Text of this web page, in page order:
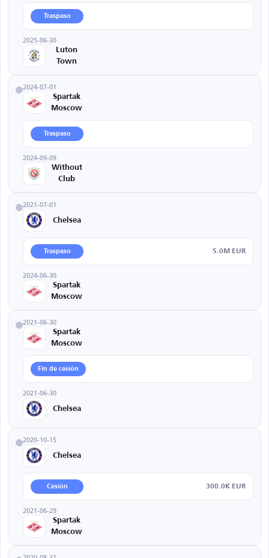
Traspaso
2025-06-30
Luton
Town
2024-07-01
Spartak
Moscow
Traspaso
2024-09-09
Without
Club
2021-07-01
Chelsea
Traspaso 5.0M EUR
2024-06-30
Spartak
Moscow
2021-06-30
Spartak
Moscow
Fin de cesión
2021-06-30
Chelsea
2020-10-15
Chelsea
Cesión 300.0K EUR
2021-06-29
Spartak
Moscow